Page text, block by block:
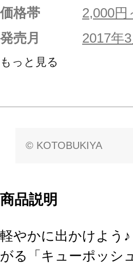
価格帯
2,000円
発売月
2017年3
もっと見る
© KOTOBUKIYA
商品説明
軽やかに出かけよう
がる「キューポッシ